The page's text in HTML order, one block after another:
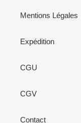
Mentions Légales
Expédition
CGU
CGV
Contact